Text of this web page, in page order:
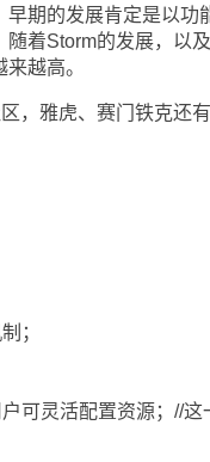
期的发展肯定是以功
着Storm的发展，以
越高。
雅虎、赛门铁克还
；
灵活配置资源；//这